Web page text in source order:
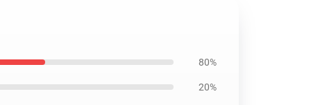
80%
20%